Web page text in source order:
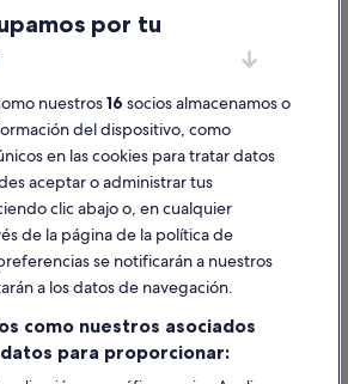
y cómo denunciar contenido
hotel o de un alquiler vacacional
por tu
nuestros16 socios almacenamos o
del dispositivo, como
en las cookies para tratar datos
aceptar o administrar tus
clic abajo o, en cualquier
de la página de la política de
se notificarán a nuestros
a los datos de navegación.
como nuestros asociados
para proporcionar: